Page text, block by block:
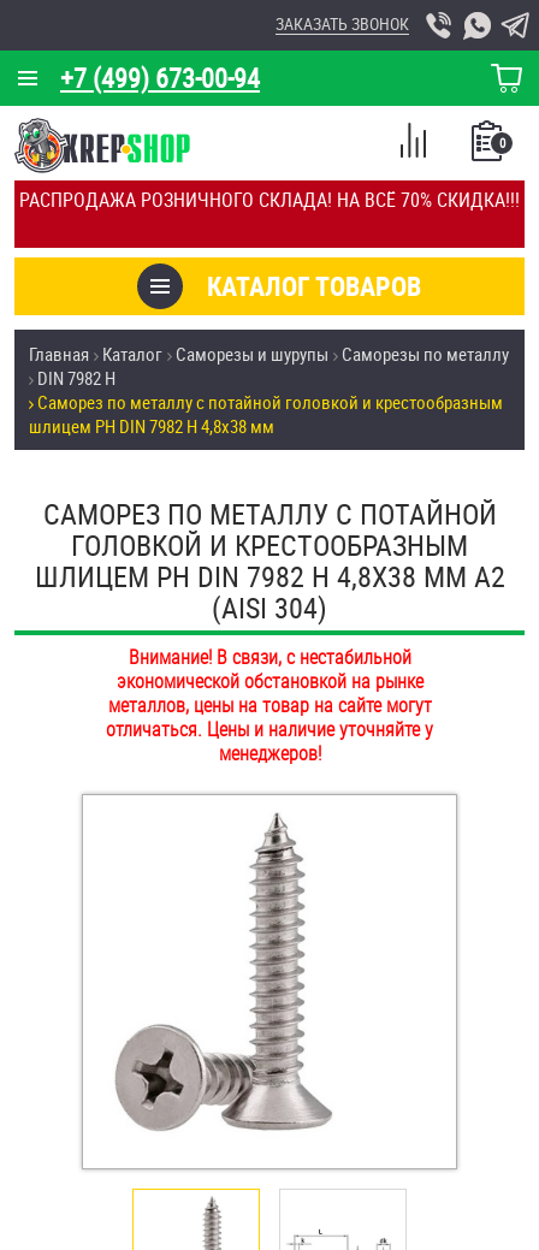
РАСПРОДАЖА РОЗНИЧНОГО СКЛАДА! НА ВСЁ 70% СКИДКА!!!
+7 (499) 673-00-94
ЗАКАЗАТЬ ЗВОНОК
КОРЗИНА
О КОМПАНИИ
КАЛЬКУЛЯТОР
ОТЗЫВЫ
УСЛУГИ
СКИДКИ
ПОКУПАТЕЛЯМ
ОПЛАТА И ДОСТАВКА
КАТАЛОГ ТОВАРОВ
0
СПИСОК
СРАВНЕНИЕ
Товары со скидкой
Анкеры
Антивандальный крепёж, инструмент
Болты и винты
Втулки
Гайки
Дюбели
Дюймовый крепёж
Заклепки (Гайки-Заклепки)
Крюки, кольца с метрической резьбой
Крюки, кольца с шурупной резьбой
Оснастка и аксессуары для яхт
Главная Каталог Саморезы и шурупы
Саморезы по металлу
DIN 7982 H
Саморез по металлу с потайной головкой и крестообразным
шлицем PH DIN 7982 H 4,8х38 мм
САМОРЕЗ ПО МЕТАЛЛУ С ПОТАЙНОЙ
ГОЛОВКОЙ И КРЕСТООБРАЗНЫМ
ШЛИЦЕМ PH DIN 7982 H 4,8Х38 ММ А2
(AISI 304)
Внимание! В связи, с нестабильной
экономической обстановкой на рынке
металлов, цены на товар на сайте могут
отличаться. Цены и наличие уточняйте у
менеджеров!